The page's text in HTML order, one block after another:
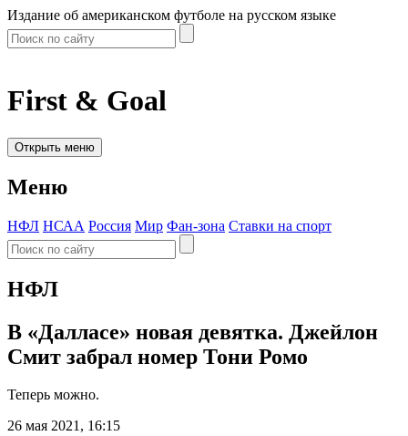
Издание об американском футболе на русском языке
First & Goal
Открыть меню
Меню
НФЛ НСАА Россия Мир Фан-зона Ставки на спорт
НФЛ
В «Далласе» новая девятка. Джейлон
Смит забрал номер Тони Ромо
Теперь можно.
26 мая 2021, 16:15